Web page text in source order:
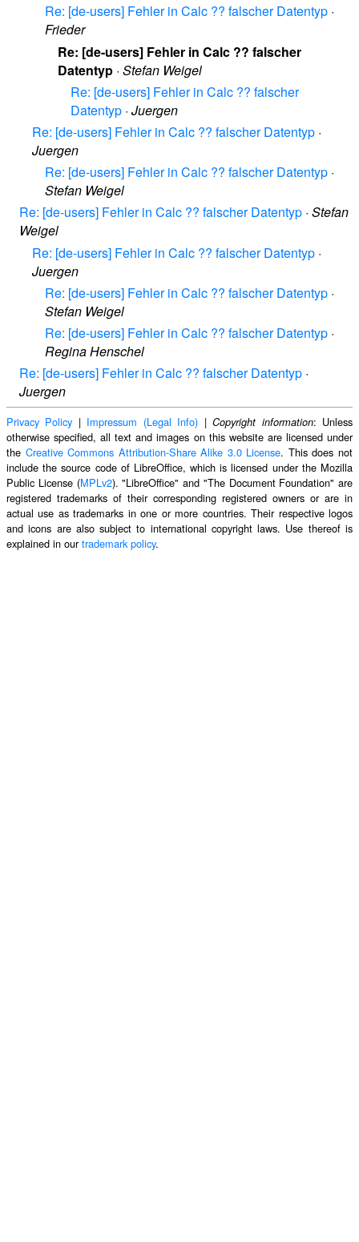
Re: [de-users] Fehler in Calc ?? falscher Datentyp ·
Frieder
Re: [de-users] Fehler in Calc ?? falscher
Datentyp · Stefan Weigel
Re: [de-users] Fehler in Calc ?? falscher
Datentyp · Juergen
Re: [de-users] Fehler in Calc ?? falscher Datentyp ·
Juergen
Re: [de-users] Fehler in Calc ?? falscher Datentyp ·
Stefan Weigel
Re: [de-users] Fehler in Calc ?? falscher Datentyp · Stefan
Weigel
Re: [de-users] Fehler in Calc ?? falscher Datentyp ·
Juergen
Re: [de-users] Fehler in Calc ?? falscher Datentyp ·
Stefan Weigel
Re: [de-users] Fehler in Calc ?? falscher Datentyp ·
Regina Henschel
Re: [de-users] Fehler in Calc ?? falscher Datentyp ·
Juergen
Privacy Policy | Impressum (Legal Info) |Copyright information: Unless
otherwise specified, all text and images on this website are licensed under
the Creative Commons Attribution-Share Alike 3.0 License. This does not
include the source code of LibreOffice, which is licensed under the Mozilla
Public License (MPLv2). "LibreOffice" and "The Document Foundation" are
registered trademarks of their corresponding registered owners or are in
actual use as trademarks in one or more countries. Their respective logos
and icons are also subject to international copyright laws. Use thereof is
explained in ourtrademark policy.